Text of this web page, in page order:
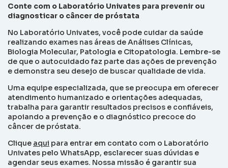
Conte com o Laboratório Univates para prevenir ou
diagnosticar o câncer de próstata
No Laboratório Univates, você pode cuidar da saúde
realizando exames nas áreas de Análises Clínicas,
Biologia Molecular, Patologia e Citopatologia. Lembre-se
de que o autocuidado faz parte das ações de prevenção
e demonstra seu desejo de buscar qualidade de vida.
Uma equipe especializada, que se preocupa em oferecer
atendimento humanizado e orientações adequadas,
trabalha para garantir resultados precisos e confiáveis,
apoiando a prevenção e o diagnóstico precoce do
câncer de próstata.
Clique aqui para entrar em contato com o Laboratório
Univates pelo WhatsApp, esclarecer suas dúvidas e
agendar seus exames. Nossa missão é garantir sua